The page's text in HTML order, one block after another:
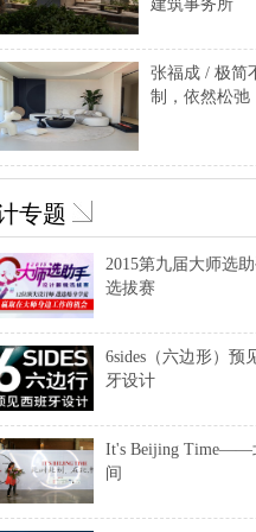
建筑事务所
张福成 / 极简
制，依然松弛
专题
2015第九届大师选
选拔赛
6sides（六边形）预
牙设计
It's Beijing Time——
间